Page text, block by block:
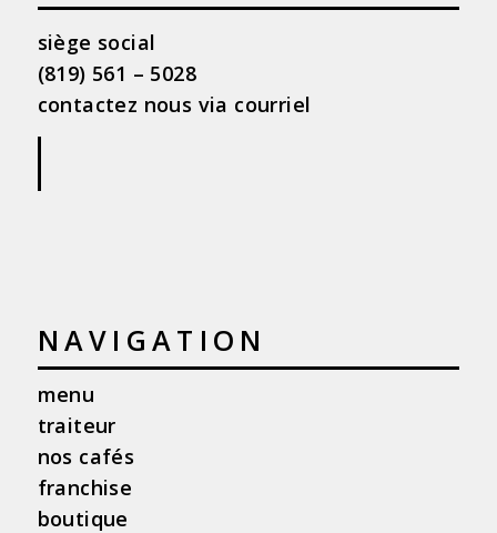
siège social
(819) 561 – 5028
contactez nous via courriel
NAVIGATION
menu
traiteur
nos cafés
franchise
boutique